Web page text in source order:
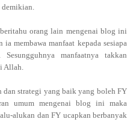
orang lain mengenai blog ini
membawa manfaat kepada sesiapa
manfaatnya takkan
Allah.
dan strategi yang baik yang boleh FY
umum mengenai blog ini maka
alukan dan FY ucapkan berbanyak